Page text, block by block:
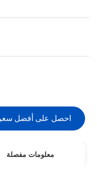
احصل على أفضل سعر
معلومات مفصلة